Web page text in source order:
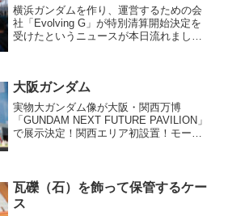
横浜ガンダムを作り、運営するための会
社「Evolving G」が特別清算開始決定を
受けたというニュースが本日流れまし
今...
大阪ガンダム
実物大ガンダム像が大阪・関西万博
「GUNDAM NEXT FUTURE PAVILION」
で展示決定！関西エリア初設置！モール
の「R...
瓦礫（石）を飾って保管するケー
ス